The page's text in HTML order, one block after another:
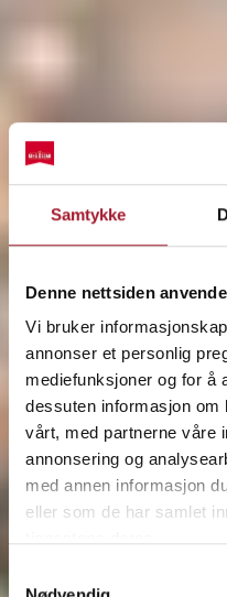
Samtykke
Denne nettsiden
Vi bruker
annonser et personlig
mediefunksjoner og for å
dessuten informasjon om
vårt, med partnerne våre
annonsering og
med annen informasjon
eller som de har samlet